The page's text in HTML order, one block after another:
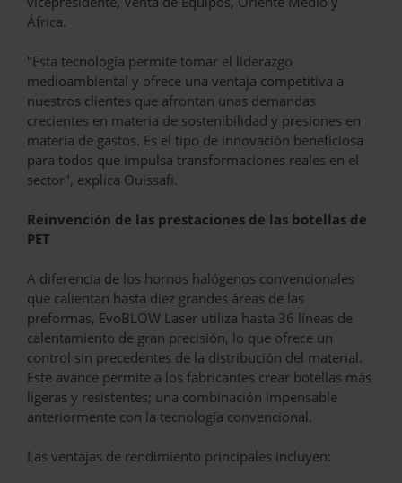
África.
"Esta tecnología permite tomar el liderazgo
medioambiental y ofrece una ventaja competitiva a
nuestros clientes que afrontan unas demandas
crecientes en materia de sostenibilidad y presiones en
materia de gastos. Es el tipo de innovación beneficiosa
para todos que impulsa transformaciones reales en el
sector", explica Ouissafi.
Reinvención de las prestaciones de las botellas de
PET
A diferencia de los hornos halógenos convencionales
que calientan hasta diez grandes áreas de las
preformas, EvoBLOW Laser utiliza hasta 36 líneas de
calentamiento de gran precisión, lo que ofrece un
control sin precedentes de la distribución del material.
Este avance permite a los fabricantes crear botellas más
ligeras y resistentes; una combinación impensable
anteriormente con la tecnología convencional.
Las ventajas de rendimiento principales incluyen: